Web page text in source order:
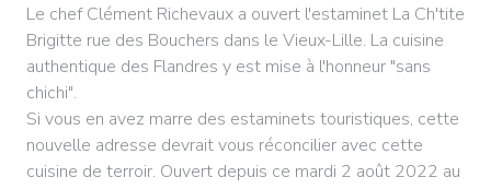
Le chef Clément Richevaux a ouvert l'estaminet La Ch'tite
Brigitte rue des Bouchers dans le Vieux-Lille. La cuisine
authentique des Flandres y est mise à l'honneur "sans
chichi".
Si vous en avez marre des estaminets touristiques, cette
nouvelle adresse devrait vous réconcilier avec cette
cuisine de terroir. Ouvert depuis ce mardi 2 août 2022 au